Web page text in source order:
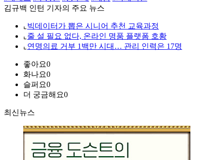
김규백 인턴 기자의 주요 뉴스
⌞ 빅데이터가 뽑은 시니어 추천 교육과정
⌞ 줄 설 필요 없다, 온라인 명품 플랫폼 호황
⌞ 연명의료 거부 1백만 시대… 관리 인력은 17명
좋아요0
화나요0
슬퍼요0
더 궁금해요0
최신뉴스